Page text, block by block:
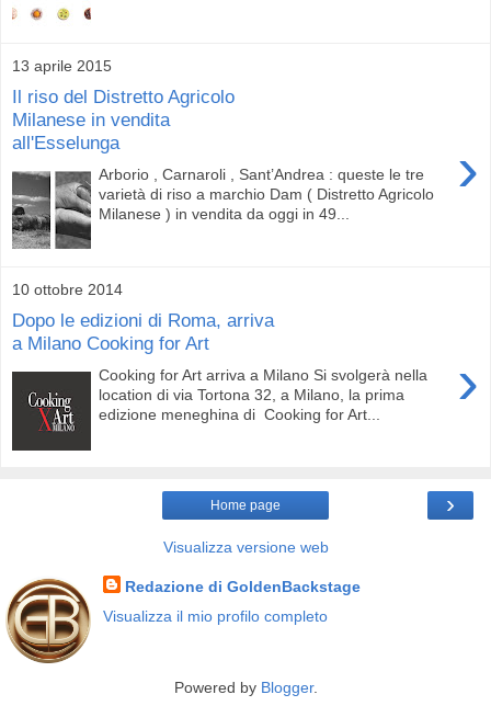
13 aprile 2015
Il riso del Distretto Agricolo
Milanese in vendita
all'Esselunga
›
Arborio , Carnaroli , Sant’Andrea : queste le tre
varietà di riso a marchio Dam ( Distretto Agricolo
Milanese ) in vendita da oggi in 49...
10 ottobre 2014
Dopo le edizioni di Roma, arriva
a Milano Cooking for Art
›
Cooking for Art arriva a Milano Si svolgerà nella
location di via Tortona 32, a Milano, la prima
edizione meneghina di Cooking for Art...
›
Home page
Visualizza versione web
Redazione di GoldenBackstage
Visualizza il mio profilo completo
Powered by Blogger.